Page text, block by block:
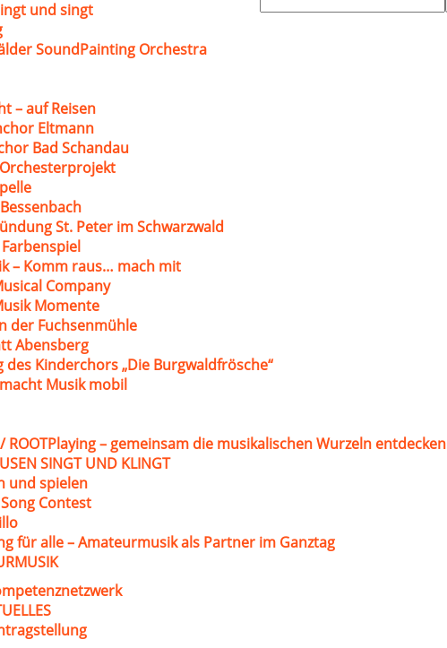
nach:
und singt
SoundPainting Orchestra
– auf Reisen
Eltmann
Bad Schandau
St. Peter im Schwarzwald
– Komm raus… mach mit
Company
Momente
der Fuchsenmühle
Abensberg
Kinderchors „Die Burgwaldfrösche“
Musik mobil
ROOTPlaying – gemeinsam die musikalischen Wurzeln entdecken
SINGT UND KLINGT
und spielen
Contest
für alle – Amateurmusik als Partner im Ganztag